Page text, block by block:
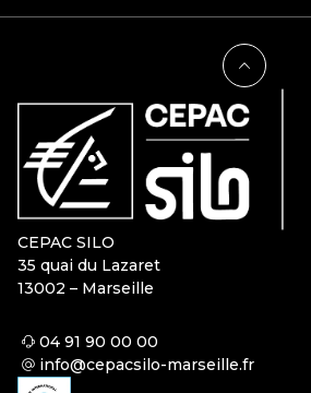
CEPAC SILO
35 quai du Lazaret
13002 – Marseille
04 91 90 00 00
info@cepacsilo-marseille.fr